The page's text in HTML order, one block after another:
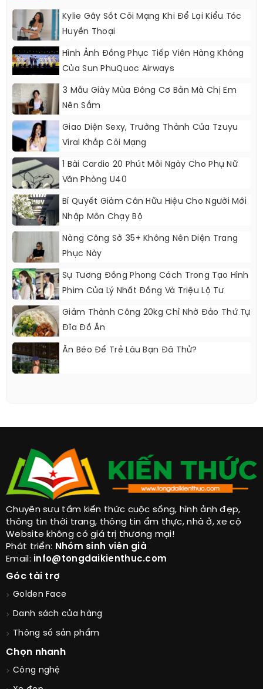
Kylie Gây Sốt Cõi Mạng Khi Để Lại Kiểu Tóc
Huyền Thoại
Hình Ảnh Đồng Phục Tiếp Viên Hàng Không
Của Sun PhuQuoc Airways
3 Mẫu Giày Mùa Đông Cơ Bản Mà Chị Em
Nên Sắm
Giao Diện Sexy, Trưởng Thành Của Tzuyu
Viral Khắp Cõi Mạng
1 Bài Cardio 20 Phút Mỗi Ngày Cho Phụ Nữ
Văn Phòng U40
Bí Quyết Giảm Cân Hữu Hiệu Cho Người Mới
Nhập Môn Chạy Bộ
Nàng Công Sở 35+ Không Nên Diện Trang
Phục Này
Sự Tương Đồng Phong Cách Trong Tạo Hình
Phim Của Lý Nhất Đồng Và Triệu Lộ Tư
Giảm Thành Công 20kg Chỉ Nhờ Đảo Thứ Tự
Đĩa Đồ Ăn
Ăn Béo Để Trẻ Lâu Bạn Đã Thử?
Chuyên sưu tầm kiến thức cuộc sống, hình ảnh đẹp,
thông tin thời trang, thông tin ẩm thực, nhà ở, xe cộ
Website không có giá trị thương mại!
Phát triển: Nhóm sinh viên già
Email: info@tongdaikienthuc.com
Góc tài trợ
Golden Face
Danh sách cửa hàng
Thông số sản phẩm
Chọn nhanh
Công nghệ